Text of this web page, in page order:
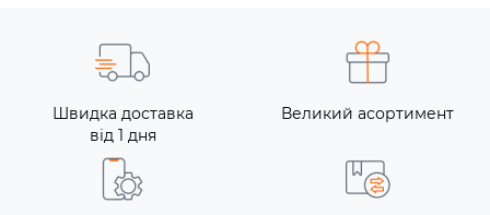
Швидка доставка
від 1 дня
Великий асортимент